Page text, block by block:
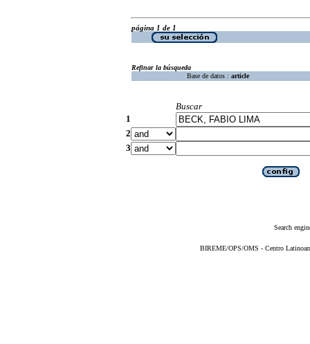
página 1 de 1
Refinar la búsqueda
Base de datos : article
Buscar
1
2
3
Search
BIREME/OPS/OMS - Centro